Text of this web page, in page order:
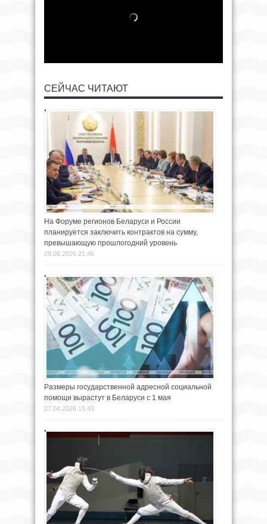
СЕЙЧАС ЧИТАЮТ
На Форуме регионов Беларуси и России
планируется заключить контрактов на сумму,
превышающую прошлогодний уровень
29.05.2026 21:46
Размеры государственной адресной социальной
помощи вырастут в Беларуси с 1 мая
27.04.2026 15:45